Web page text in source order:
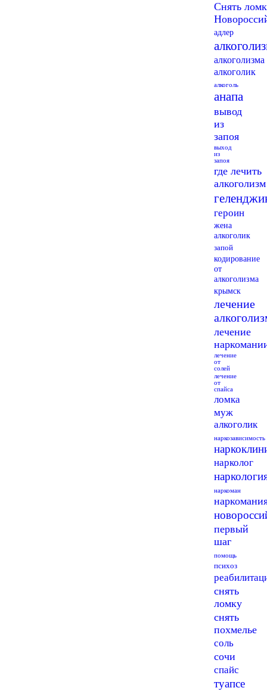
Снять
адлер
алкоголизма
алкоголик
алкоголь
анапа
вывод
из
запоя
выход
из
запоя
где лечить
алкоголизм
героин
жена
алкоголик
запой
кодирование
от
алкоголизма
крымск
лечение
лечение
лечение
от
солей
лечение
от
спайса
ломка
муж
алкоголик
наркозависимость
нарколог
наркоман
первый
шаг
помощь
психоз
снять
ломку
снять
похмелье
соль
сочи
спайс
туапсе